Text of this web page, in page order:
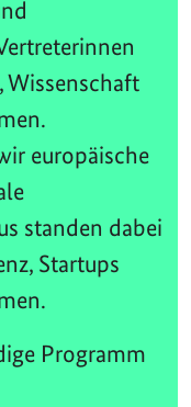
Wissenschaft
europäische
standen dabei
Startups
Programm